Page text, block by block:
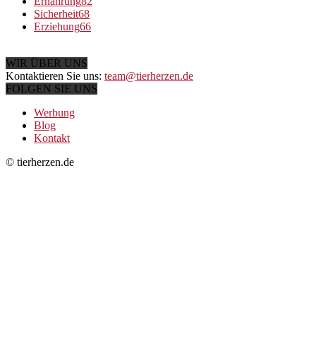
Sicherheit68
Erziehung66
WIR ÜBER UNS
Kontaktieren Sie uns: team@tierherzen.de
FOLGEN SIE UNS
Werbung
Blog
Kontakt
© tierherzen.de